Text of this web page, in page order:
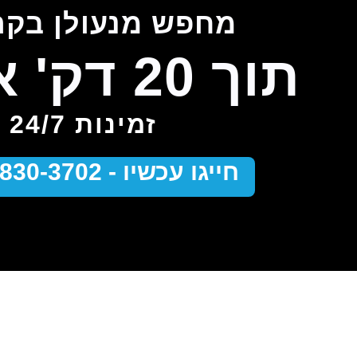
מחפש מנעולן
תוך 20 דק' אצלך!
זמינות 24/7
חייגו עכשיו - 050-830-3702